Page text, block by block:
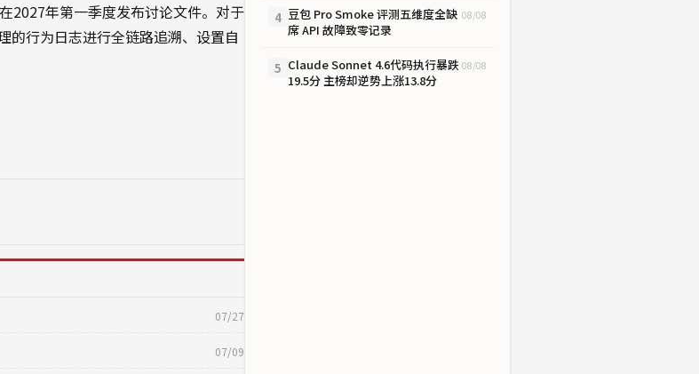
2027年第一季度发布讨论文件。对于
的行为日志进行全链路追溯、设置自
07/27
07/09
4 豆包 Pro Smoke 评测五维度全缺
席 API 故障致零记录
08/08
5 Claude Sonnet 4.6代码执行暴跌
19.5分 主榜却逆势上涨13.8分
08/08